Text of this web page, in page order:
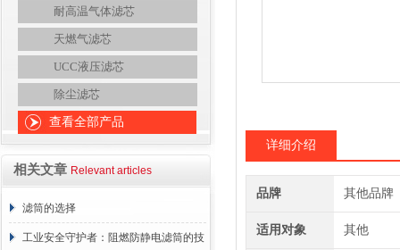
耐高温气体滤芯
天燃气滤芯
UCC液压滤芯
除尘滤芯
查看全部产品
相关文章 Relevant articles
滤筒的选择
工业安全守护者：阻燃防静电滤筒的技
详细介绍
品牌 其他品牌
适用对象 其他